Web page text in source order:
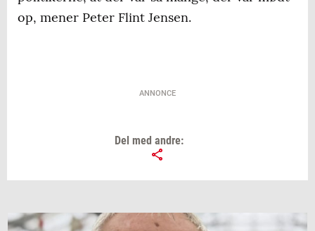
op, mener Peter Flint Jensen.
ANNONCE
Del med andre: